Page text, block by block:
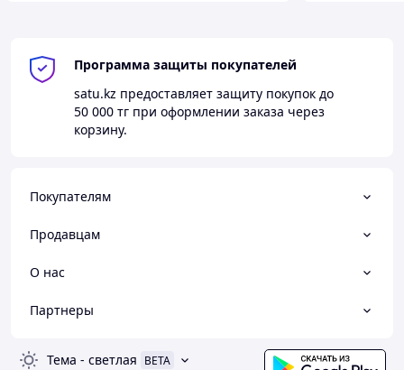
Программа защиты покупателей
satu.kz предоставляет защиту покупок до
50 000 тг при оформлении заказа через
корзину.
Покупателям
Продавцам
О нас
Партнеры
Тема - светлая BETA